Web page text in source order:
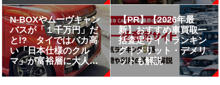
N-BOXやムーヴキャン
バスが「１千万円」だ
と!? タイではバカ高
い「日本仕様のクル
マ」が富裕層に大人気
だった
【PR】【2026年最
新】おすすめ車買取一
括査定サイトランキン
グ｜メリット・デメリ
ットも解説